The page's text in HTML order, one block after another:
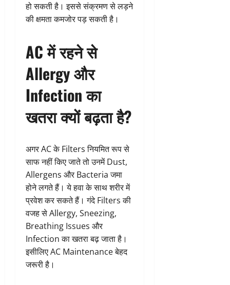
हो सकती है। इससे संक्रमण से लड़ने
की क्षमता कमजोर पड़ सकती है।
AC में रहने से
Allergy और
Infection का
खतरा क्यों बढ़ता है?
अगर AC के Filters नियमित रूप से
साफ नहीं किए जाते तो उनमें Dust,
Allergens और Bacteria जमा
होने लगते हैं। ये हवा के साथ शरीर में
प्रवेश कर सकते हैं। गंदे Filters की
वजह से Allergy, Sneezing,
Breathing Issues और
Infection का खतरा बढ़ जाता है।
इसीलिए AC Maintenance बेहद
जरूरी है।